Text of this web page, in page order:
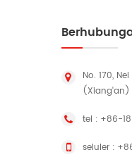
No. 170,
(Xiang'an)
tel : +86-
seluler :